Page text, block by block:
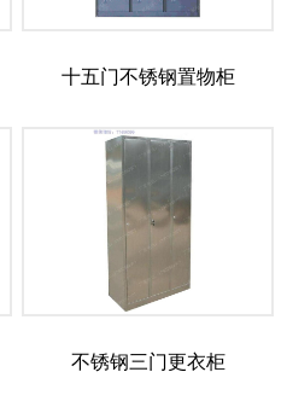
十五门不锈钢置物柜
不锈钢三门更衣柜